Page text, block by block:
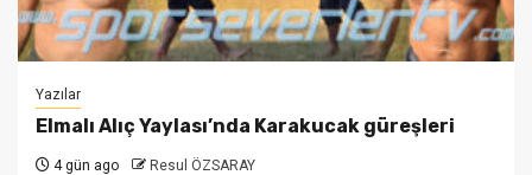
Yazılar
Elmalı Alıç Yaylası’nda Karakucak güreşleri
4 gün ago Resul ÖZSARAY